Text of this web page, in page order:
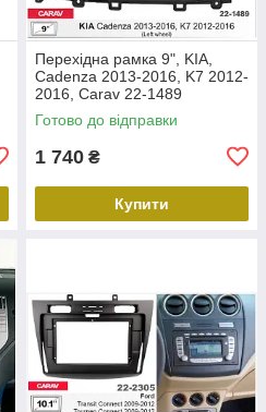
Перехідна рамка 9", KIA,
Cadenza 2013-2016, K7 2012-
2016, Carav 22-1489
Готово до відправки
1 740 ₴
Купити